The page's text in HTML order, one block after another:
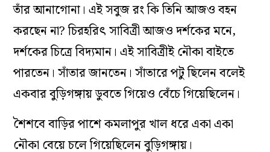
তাঁর আনাগোনা। এই সবুজ রং কি তিনি আজও বহন
করছেন না? চিরহরিৎ সাবিত্রী আজও দর্শকের মনে,
দর্শকের চিত্রে বিদ্যমান। এই সাবিত্রীই নৌকা বাইতে
পারতেন। সাঁতার জানতেন। সাঁতারে পটু ছিলেন বলেই
একবার বুড়িগঙ্গায় ডুবতে গিয়েও বেঁচে গিয়েছিলেন।
শৈশবে বাড়ির পাশে কমলাপুর খাল ধরে একা একা
নৌকা বেয়ে চলে গিয়েছিলেন বুড়িগঙ্গায়।